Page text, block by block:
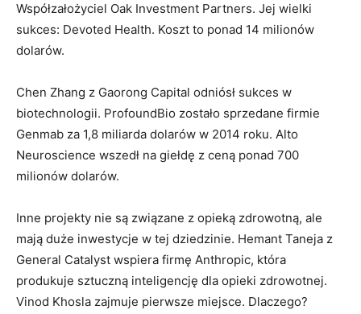
Współzałożyciel Oak Investment Partners. Jej wielki
sukces: Devoted Health. Koszt to ponad 14 milionów
dolarów.
Chen Zhang z Gaorong Capital odniósł sukces w
biotechnologii. ProfoundBio zostało sprzedane firmie
Genmab za 1,8 miliarda dolarów w 2014 roku. Alto
Neuroscience wszedł na giełdę z ceną ponad 700
milionów dolarów.
Inne projekty nie są związane z opieką zdrowotną, ale
mają duże inwestycje w tej dziedzinie. Hemant Taneja z
General Catalyst wspiera firmę Anthropic, która
produkuje sztuczną inteligencję dla opieki zdrowotnej.
Vinod Khosla zajmuje pierwsze miejsce. Dlaczego?